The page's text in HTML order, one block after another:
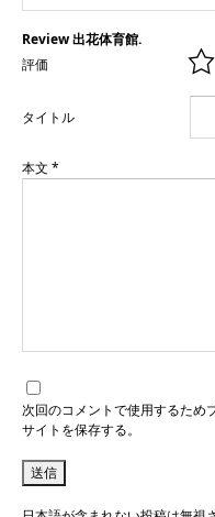
Review 出花体育館.
評価
タイトル
本文 *
次回のコメントで使用するため
サイトを保存する。